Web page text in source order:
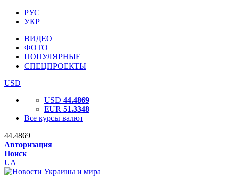
РУС
УКР
ВИДЕО
ФОТО
ПОПУЛЯРНЫЕ
СПЕЦПРОЕКТЫ
USD
USD 44.4869
EUR 51.3348
Все курсы валют
44.4869
Авторизация
Поиск
UA